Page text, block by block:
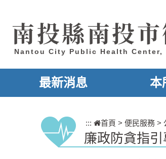
南投縣南投
Nantou City Public Health Center,
最新消息 本
::: 首頁 > 便民服務 >
廉政防貪指引